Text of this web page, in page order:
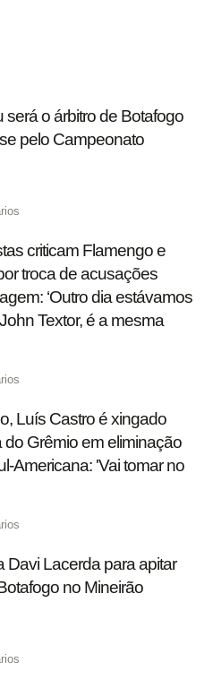
será o árbitro de Botafogo
pelo Campeonato
criticam Flamengo e
troca de acusações
‘Outro dia estávamos
Textor, é a mesma
Luís Castro é xingado
do Grêmio em eliminação
Americana: 'Vai tomar no
Davi Lacerda para apitar
no Mineirão